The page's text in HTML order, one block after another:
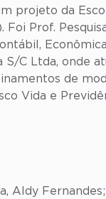
projeto da
Foi Prof.
S/C Ltda, onde
de
Vida e
Aldy Fernandes;